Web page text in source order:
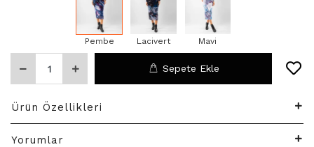
Pembe Lacivert Mavi
Sepete Ekle
Ürün Özellikleri
Yorumlar